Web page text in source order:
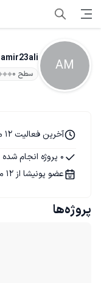
AM
amir23ali
سطح ۰
آخرین فعالیت 12 مهر 1404
0 پروژه انجام شده
عضو پونیشا از 12 مهر 1404
پروژه‌ها